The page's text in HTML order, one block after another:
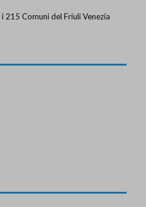
215 Comuni del Friuli Venezia